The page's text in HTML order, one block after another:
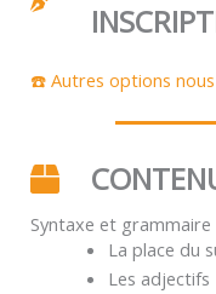
☎️ Autres options
Syntaxe et grammaire
La place du
Les adjectifs